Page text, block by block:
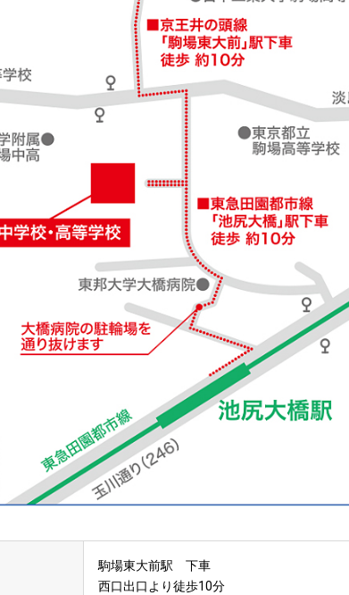
駒場東大前駅 下車
西口出口より徒歩10分